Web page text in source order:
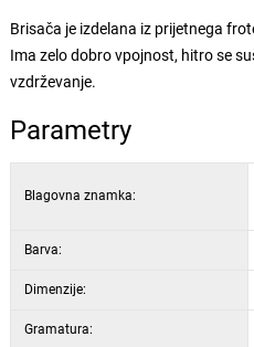
Brisača je izdelana iz prijetnega
Ima zelo dobro vpojnost, hitro se
vzdrževanje.
Parametry
Blagovna znamka:
Barva:
Dimenzije:
Gramatura: